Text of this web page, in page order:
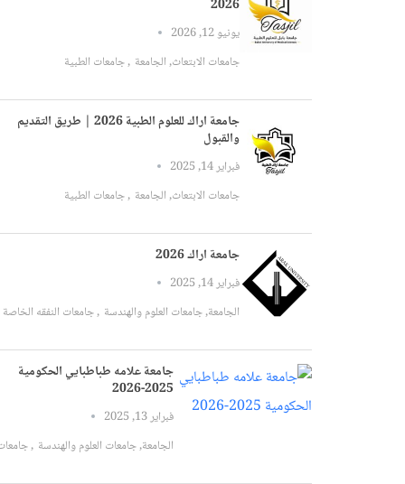
يونيو 12, 2026
الجامعة , جامعات الطبية
جامعة اراك للعلوم الطبية 2026 | طريق التقديم
والقبول
الجامعة , جامعات الطبية
جامعة اراك 2026
فبراير 14, 2025
الجامعة,جامعات العلوم والهندسة ,جامعات النفقه الخاصة
جامعة علامه طباطبايي الحكومية
فبراير 13, 2025
جامعات العلوم والهندسة ,جامعات النفقه الخاصة